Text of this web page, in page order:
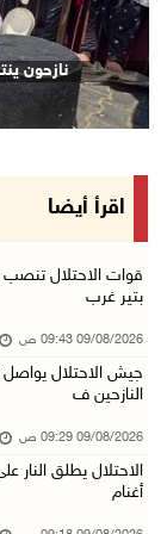
09/آب/2026 08:36 ص
أبرز عناوين
09/آب/2026 08:32 ص
مستعمرون
حملة في
مصر: تهجير
09/آب/2026 08:11 ص
حالة الطقس:
09/آب/2026 07:50 ص
إصابات
نازحون
اقرأ أيضا
قوات الاحتلال تنصب
بتير غرب
09/08/2026 09:43 ص
جيش الاحتلال
النازحين ف
09/08/2026 09:29 ص
الاحتلال يطلق النار
أغنام